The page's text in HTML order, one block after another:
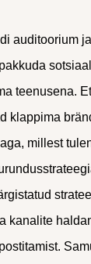
auditoorium
teenusena.
klappima
millest
kanalite